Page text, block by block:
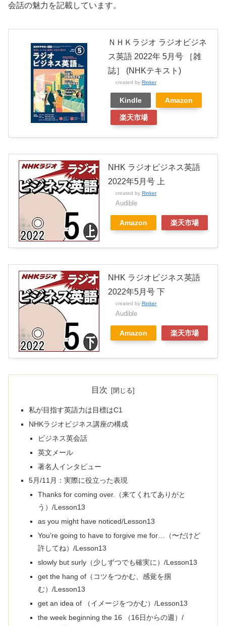
会話の魅力を記載しています。
ＮＨＫラジオ ラジオビジネ
ス英語 2022年 5月号 ［雑
誌］ (NHKテキスト)
created by Rinker
Kindle Amazon
楽天市場
NHK ラジオビジネス英語
2022年5月号 上
created by Rinker
Audible
Amazon 楽天市場
NHK ラジオビジネス英語
2022年5月号 下
created by Rinker
Audible
Amazon 楽天市場
目次
私が目指す英語力は目標はC1
NHKラジオビジネス講座の構成
ビジネス英会話
英文メール
著名人インタビュー
5月/11月：実際に役立った表現
Thanks for coming over.（来てくれてありがと
う）/Lesson13
as you might have noticed/Lesson13
You’re going to have to forgive me for…（〜だけど
許してね）/Lesson13
slowly but surly（少しずつでも確実に）/Lesson13
get the hang of（コツをつかむ、感覚を掴
む）/Lesson13
get an idea of （イメージをつかむ）/Lesson13
the week beginning the 16 （16日からの週）/